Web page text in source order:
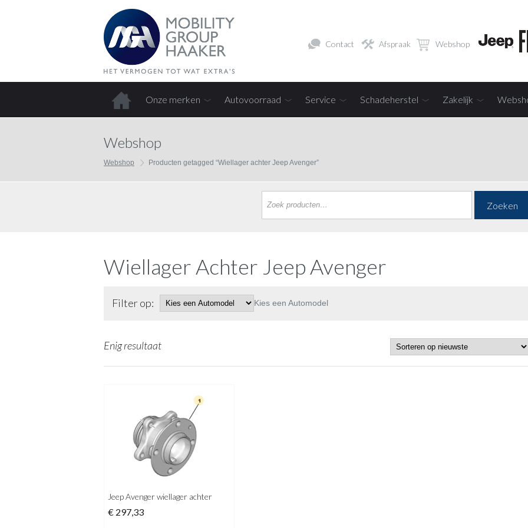
Contact Afspraak Webshop
Onze merken Autovoorraad Service Schadeherstel Zakelijk
Webshop
Webshop Producten getagged “Wiellager achter Jeep Avenger”
Zoeken
Wiellager Achter Jeep Avenger
Filter op: Kies een Automodel
Enig resultaat
Jeep Avenger wiellager achter
€ 297,33